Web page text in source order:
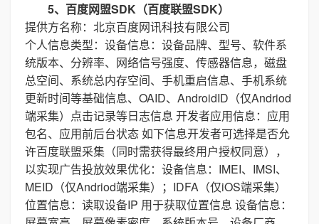
5、百度网盟SDK（百度联盟SDK）
提供方名称：北京百度网讯科技有限公司
个人信息类型：设备信息：设备品牌、型号、软件系
统版本、分辨率、网络信号强度、传感器信息，磁盘
总空间、系统总内存空间、手机重启信息、手机系统
更新时间等基础信息、OAID、AndroidID（仅Andriod
端采集）点击记录等日志信息 开发者应用信息：应用
包名、应用前后台状态 如下信息开发者可选择是否允
许百度联盟采集（同时需获得最终用户授权同意），
以实现广告投放效果优化：设备信息：IMEI、IMSI、
MEID（仅Andriod端采集）；IDFA（仅iOS端采集）
位置信息：读取设备IP 用于获取位置信息 设备信息：